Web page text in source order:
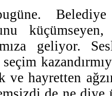
Belediye
geliyor.
hayretten